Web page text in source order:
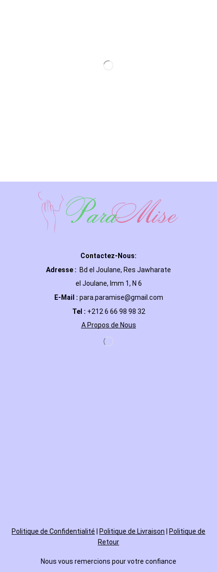
Contactez-Nous:
Adresse : Bd el Joulane, Res Jawharate
el Joulane, Imm 1, N 6
E-Mail : para.paramise@gmail.com
Tel : +212 6 66 98 98 32
A Propos de Nous
Politique de Confidentialité Politique de Livraison
Politique de
Retour
Nous vous remercions pour votre confiance